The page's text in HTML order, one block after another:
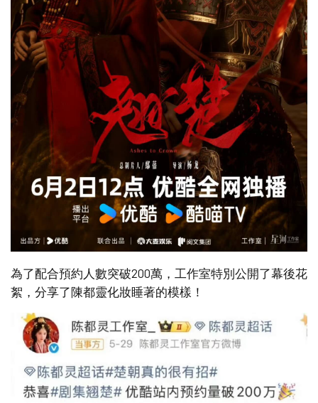
為了配合預約人數突破200萬，工作室特別公開了幕後花
絮，分享了陳都靈化妝睡著的模樣！